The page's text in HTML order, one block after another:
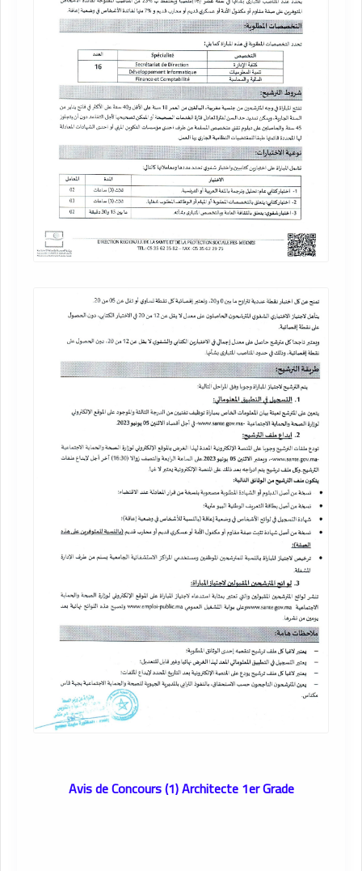
Avis de Concours (1) Architecte 1er Grade